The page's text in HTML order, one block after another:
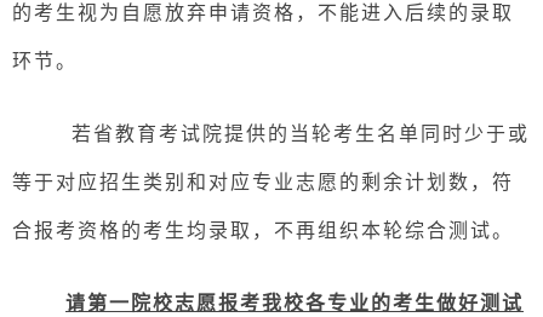
的考生视为自愿放弃申请资格，不能进入后续的录取
环节。
若省教育考试院提供的当轮考生名单同时少于或
等于对应招生类别和对应专业志愿的剩余计划数，符
合报考资格的考生均录取，不再组织本轮综合测试。
请第一院校志愿报考我校各专业的考生做好测试